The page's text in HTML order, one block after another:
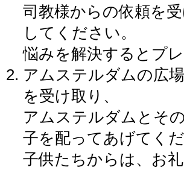
司教様からの依頼を
してください。
悩みを解決するとプ
アムステルダムの広
を受け取り、
アムステルダムとそ
子を配ってあげてく
子供たちからは、お